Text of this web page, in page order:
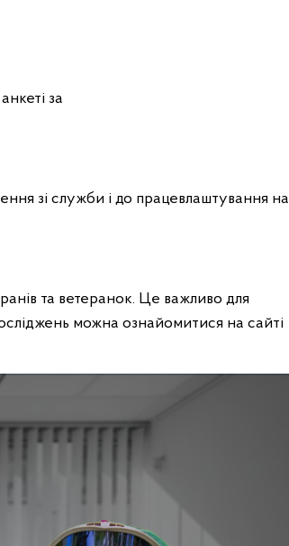
за
зі служби і до працевлаштування на
та ветеранок. Це важливо для
можна ознайомитися на сайті